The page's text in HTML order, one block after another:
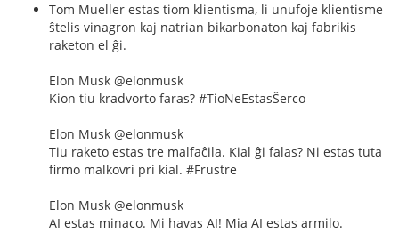
Tom Mueller estas tiom klientisma, li unufoje klientisme
ŝtelis vinagron kaj natrian bikarbonaton kaj fabrikis
raketon el ĝi.
Elon Musk @elonmusk
Kion tiu kradvorto faras? #TioNeEstasŜerco
Elon Musk @elonmusk
Tiu raketo estas tre malfaĉila. Kial ĝi falas? Ni estas tuta
firmo malkovri pri kial. #Frustre
Elon Musk @elonmusk
AI estas minaco. Mi havas AI! Mia AI estas armilo.